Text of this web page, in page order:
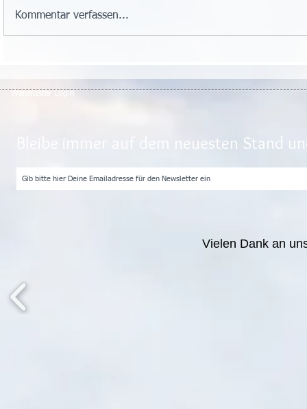
Kommentar verfassen...
Bleibe immer auf dem neuesten Stand
Vielen Dank an